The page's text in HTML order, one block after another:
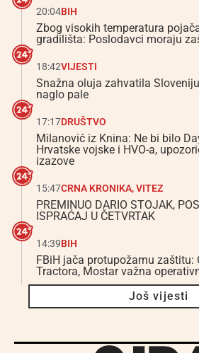
20:04BIH
Zbog visokih temperatura
gradilišta: Poslodavci moraju
18:42VIJESTI
Snažna oluja zahvatila
naglo pale
17:17DRUŠTVO
Milanović iz Knina: Ne bi bilo
Hrvatske vojske i HVO-a,
izazove
15:47CRNA KRONIKA,VITEZ
PREMINUO DARIO STOJAK,
ISPRAĆAJ U ČETVRTAK
14:39BIH
FBiH jača protupožarnu zaštitu:
Tractora, Mostar važna
Još vijesti